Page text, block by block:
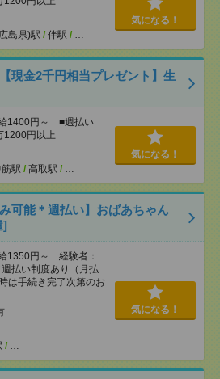
島県)駅 / 伴駅 / …
気になる！
現金2千円相当プレゼント】生
1400円～ ■週払い
円以上
駅 / 高取駅 / …
気になる！
可能＊週払い】おばあちゃん
]
1350円～ 経験者：
払い制度あり（月払
は手続き完了次第のお
/ …
気になる！